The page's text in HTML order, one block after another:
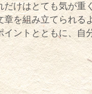
けはとても気が重
を組み立てられる
ントとともに、自